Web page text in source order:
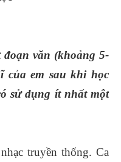
văn (khoảng 5-
của em sau khi học
sử dụng ít nhất một
truyền thống. Ca